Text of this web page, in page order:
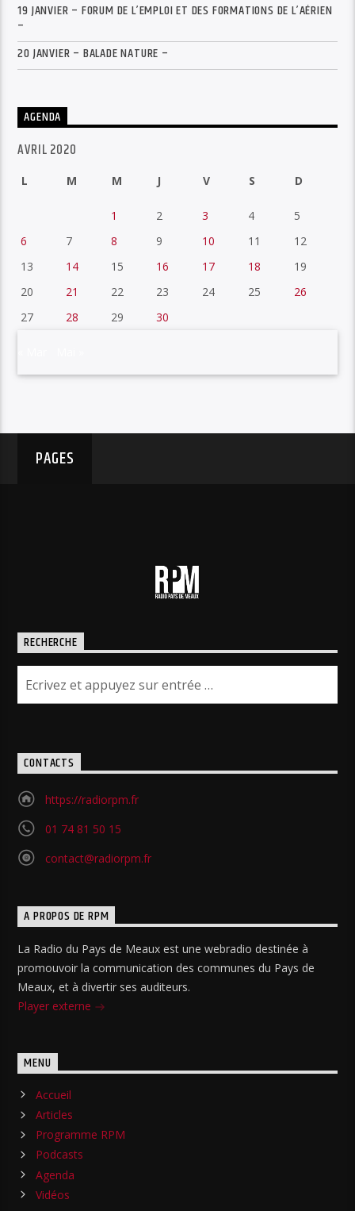
19 JANVIER – FORUM DE L’EMPLOI ET DES FORMATIONS DE L’AÉRIEN
–
20 JANVIER – BALADE NATURE –
AGENDA
AVRIL 2020
L M M J V S D
1 2 3 4
5
6
7 8 9 10 11
12
13
14 15 16 17 18
19
20
21 22 23 24 25
26
27
28 29 30
PAGES
RECHERCHE
CONTACTS
https://radiorpm.fr
01 74 81 50 15
contact@radiorpm.fr
A PROPOS DE RPM
La Radio du Pays de Meaux est une webradio destinée à
promouvoir la communication des communes du Pays de
Meaux, et à divertir ses auditeurs.
Player externe
MENU
Accueil
Articles
Programme RPM
Podcasts
Agenda
Vidéos